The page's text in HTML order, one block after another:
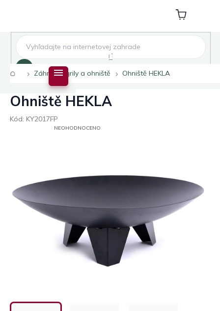
Nákupní
košík
DomůZáhradní grily a ohniště Ohniště HEKLA
Ohniště HEKLA
Kód: KY2017FP
PRŮMĚRNÉ
HVĚZDIČEK.
NEOHODNOCENO